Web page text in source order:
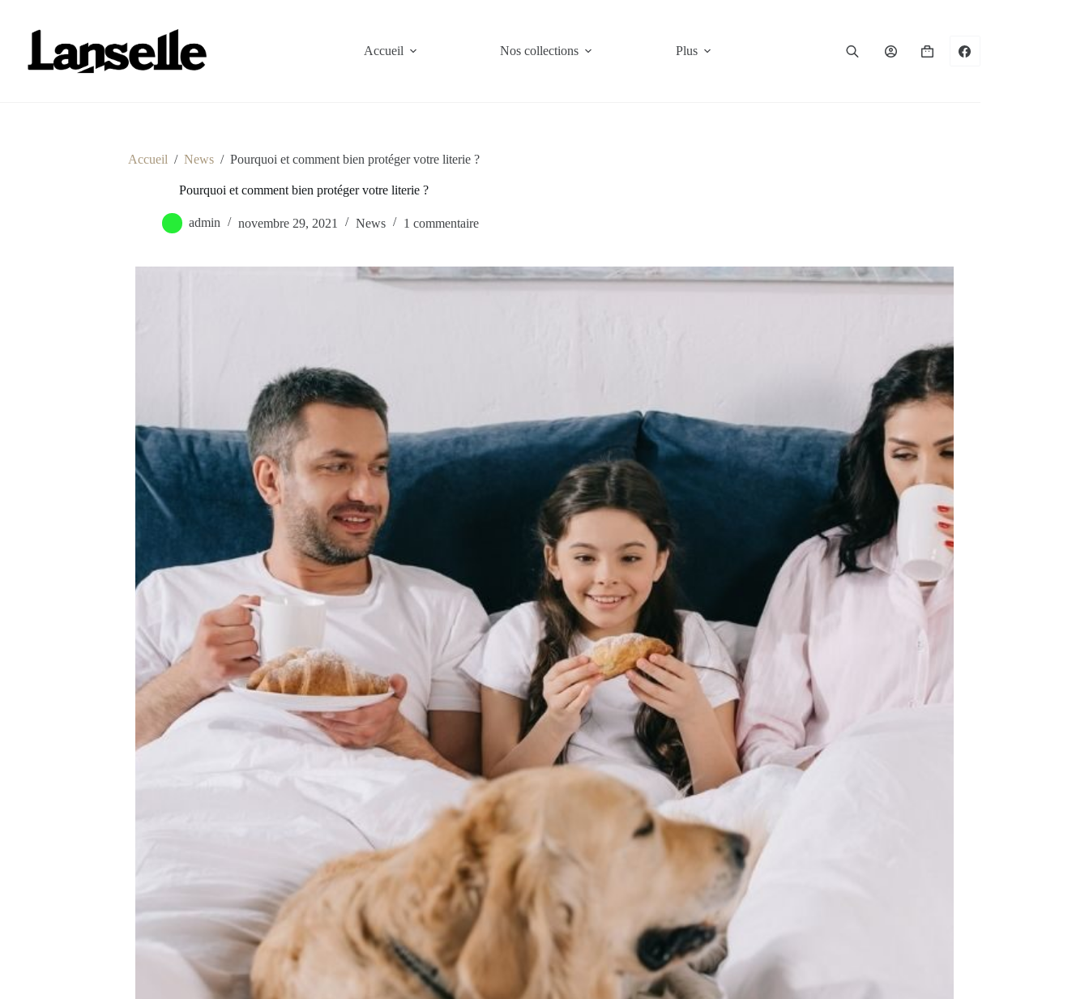
contenu
Accueil
Nos collections Plus
Panier
Accueil / News / Pourquoi et comment bien protéger votre literie ?
Pourquoi et comment bien protéger votre literie ?
admin novembre 29, 2021 News 1 commentaire